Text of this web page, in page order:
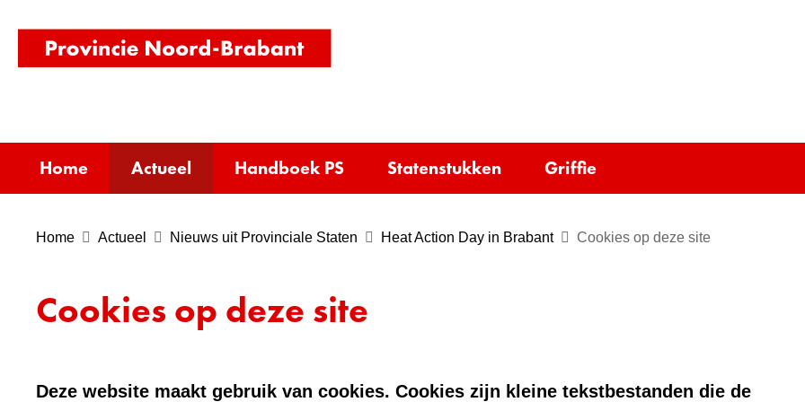
homepage)
Home Actueel Handboek PS Statenstukken Griffie
Home Actueel Nieuws uit Provinciale Staten Heat Action Day in Brabant Cookies op deze site
Cookies op deze site
Deze website maakt gebruik van cookies. Cookies zijn kleine tekstbestanden die de